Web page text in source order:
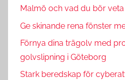
Malmö och vad du bör veta
Ge skinande rena fönster
Förnya dina trägolv med
golvslipning i Göteborg
Stark beredskap för